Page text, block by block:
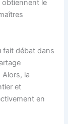
obtiennent le
fait débat dans
Alors, la
et
en